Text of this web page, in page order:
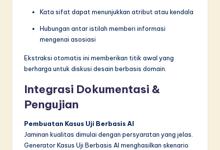
Kata sifat dapat menunjukkan atribut atau kendala
Hubungan antar istilah memberi informasi
mengenai asosiasi
Ekstraksi otomatis ini memberikan titik awal yang
berharga untuk diskusi desain berbasis domain.
Integrasi Dokumentasi &
Pengujian
Pembuatan Kasus Uji Berbasis AI
Jaminan kualitas dimulai dengan persyaratan yang jelas.
Generator Kasus Uji Berbasis AI menghasilkan skenario